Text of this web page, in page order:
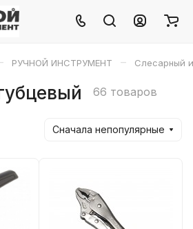
РУЧНОЙ ИНСТРУМЕНТ – Слесарный
66 товаров
Сначала непопулярные